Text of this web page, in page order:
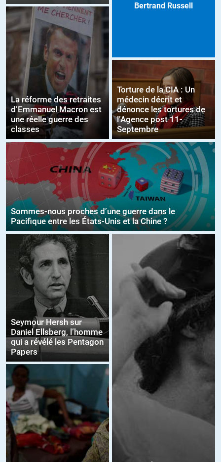
La réforme des retraites
d’Emmanuel Macron est
une réelle guerre des
classes
Bertrand Russell
Torture de la CIA : Un
médecin décrit et
dénonce les tortures de
l’Agence post 11-
Septembre
Sommes-nous proches d’une guerre dans le
Pacifique entre les États-Unis et la Chine ?
Seymour Hersh sur
Daniel Ellsberg, l’homme
qui a révélé les Pentagon
Papers